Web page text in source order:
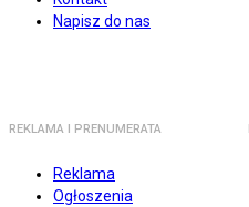
Napisz do nas
REKLAMA I PRENUMERATA
Reklama
Ogłoszenia